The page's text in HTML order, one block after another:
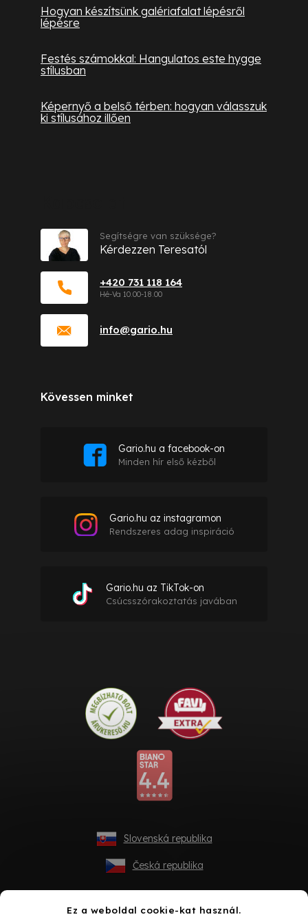
Ez a weboldal cookie-kat használ.
Hogyan készítsünk galériafalat lépésről
lépésre
Festés számokkal: Hangulatos este hygge
stílusban
Képernyő a belső térben: hogyan válasszuk
ki stílusához illően
info@gario.hu
+420 731 118 164
Segítségre van szüksége?
Kérdezzen Teresatól
Kövessen minket
Gario.hu a facebook-on
Minden hír első kézből
Gario.hu az instagramon
Rendszeres adag inspiráció
Gario.hu az TikTok-on
Csúcsszórakoztatás javában
Slovenská republika
Česká republika